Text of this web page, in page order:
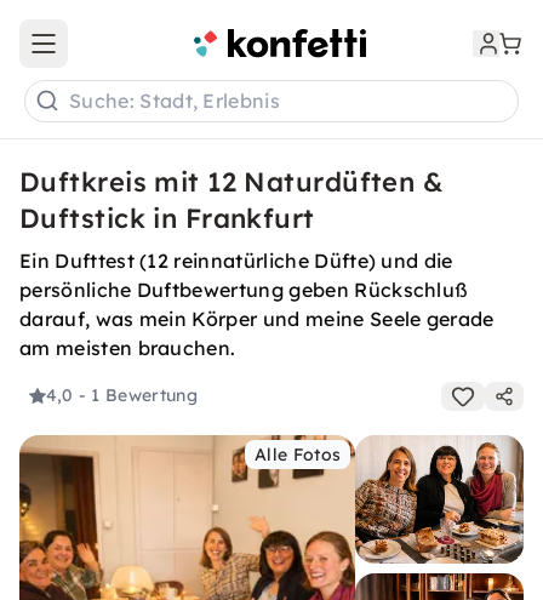
Open main menu
Suche: Stadt, Erlebnis
Duftkreis mit 12 Naturdüften &
Duftstick in Frankfurt
Ein Dufttest (12 reinnatürliche Düfte) und die
persönliche Duftbewertung geben Rückschluß
darauf, was mein Körper und meine Seele gerade
am meisten brauchen.
4,0 - 1 Bewertung
Alle Fotos